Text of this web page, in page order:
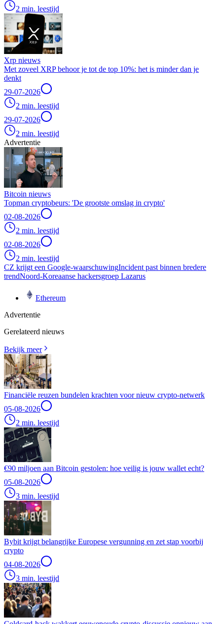
2 min. leestijd
Xrp nieuws
Met zoveel XRP behoor je tot de top 10%: het is minder dan je
denkt
29-07-2026
2 min. leestijd
29-07-2026
2 min. leestijd
Advertentie
Bitcoin nieuws
Topman cryptobeurs: 'De grootste omslag in crypto'
02-08-2026
2 min. leestijd
02-08-2026
2 min. leestijd
CZ krijgt een Google-waarschuwingIncident past binnen bredere
trendNoord-Koreaanse hackersgroep Lazarus
Ethereum
Advertentie
Gerelateerd nieuws
Bekijk meer
Financiële reuzen bundelen krachten voor nieuw crypto-netwerk
05-08-2026
2 min. leestijd
€90 miljoen aan Bitcoin gestolen: hoe veilig is jouw wallet echt?
05-08-2026
3 min. leestijd
Bybit krijgt belangrijke Europese vergunning en zet stap voorbij
crypto
04-08-2026
3 min. leestijd